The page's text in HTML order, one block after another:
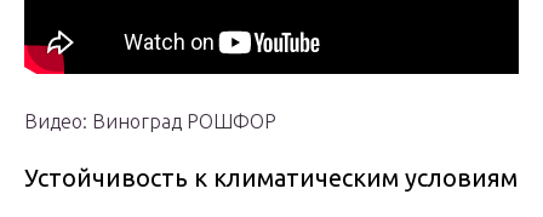
Видео: Виноград РОШФОР
Устойчивость к климатическим условиям